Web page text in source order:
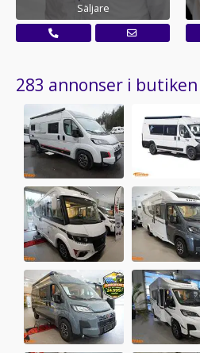
Säljare
283 annonser i butiken